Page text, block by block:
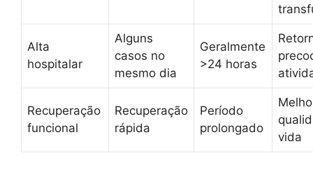
Alta
hospitalar
Alguns
casos no
mesmo dia
Geralmente
>24 horas
Recuperação
funcional
Recuperação
rápida
Período
prolongado
vida